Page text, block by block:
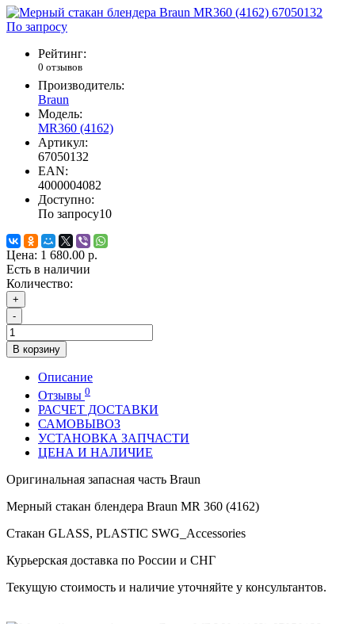
По запросу
Рейтинг:
0 отзывов
Производитель:
Braun
Модель:
MR360 (4162)
Артикул:
67050132
EAN:
4000004082
Доступно:
По запросу10
Цена: 1 680.00 р.
Есть в наличии
Количество:
+
-
В корзину
Описание
Отзывы 0
РАСЧЕТ ДОСТАВКИ
САМОВЫВОЗ
УСТАНОВКА ЗАПЧАСТИ
ЦЕНА И НАЛИЧИЕ
Оригинальная запасная часть Braun
Мерный стакан блендера Braun MR 360 (4162)
Стакан GLASS, PLASTIC SWG_Accessories
Курьерская доставка по России и СНГ
Текущую стоимость и наличие уточняйте у консультантов.